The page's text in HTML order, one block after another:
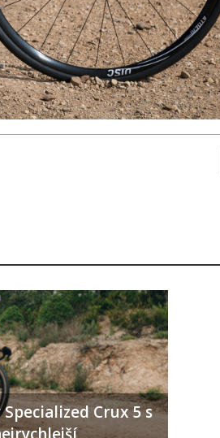
Specialized Crux 5 s